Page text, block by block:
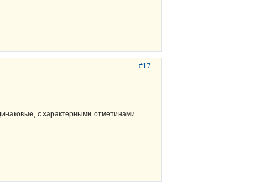
#17
с характерными отметинами.